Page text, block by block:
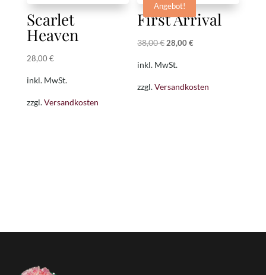
Scarlet
Heaven
28,00 €
inkl. MwSt.
zzgl.Versandkosten
Angebot!
First Arrival
38,00€ Ursprünglicher
38,00 €
28,00€
28,00 €.
inkl. MwSt.
zzgl.Versandkosten